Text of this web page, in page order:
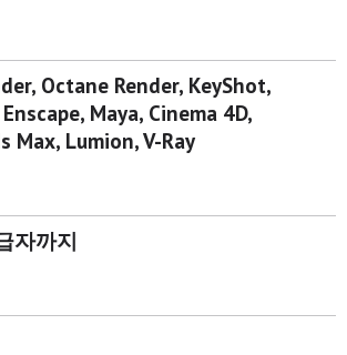
Octane Render, KeyShot,
Maya, Cinema 4D,
Max, Lumion, V-Ray
자까지